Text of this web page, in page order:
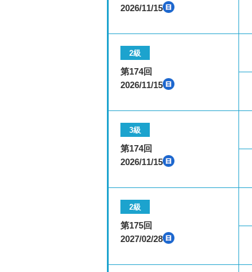
2026/11/15
2級
第174回
2026/11/15
3級
第174回
2026/11/15
2級
第175回
2027/02/28